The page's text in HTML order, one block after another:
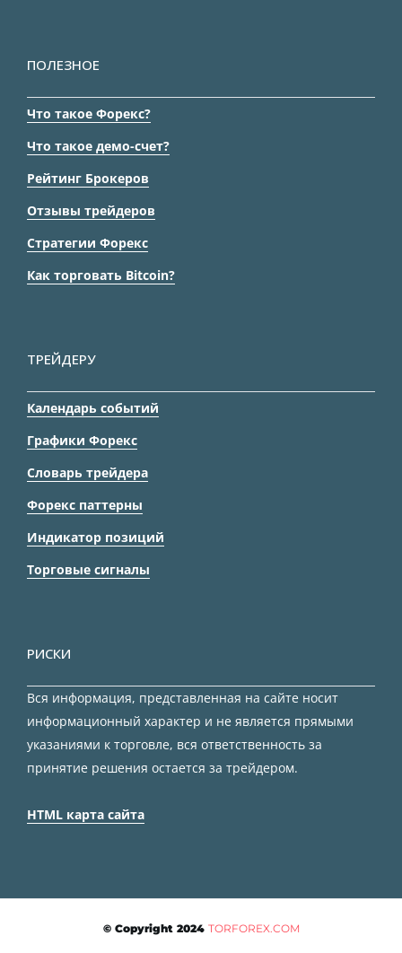
ПОЛЕЗНОЕ
Что такое Форекс?
Что такое демо-счет?
Рейтинг Брокеров
Отзывы трейдеров
Стратегии Форекс
Как торговать Bitcoin?
ТРЕЙДЕРУ
Календарь событий
Графики Форекс
Словарь трейдера
Форекс паттерны
Индикатор позиций
Торговые сигналы
РИСКИ
Вся информация, представленная на сайте носит
информационный характер и не является прямыми
указаниями к торговле, вся ответственность за
принятие решения остается за трейдером.
HTML карта сайта
© Copyright 2024 TORFOREX.COM